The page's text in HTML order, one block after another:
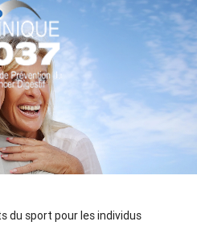
du sport pour les individus